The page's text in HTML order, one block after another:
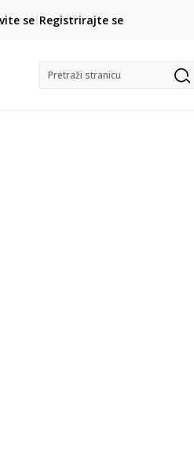
CLICK& COLLECT
besplatno preuzimanje u trgovini
se Registrirajte se
Pretraži stranicu